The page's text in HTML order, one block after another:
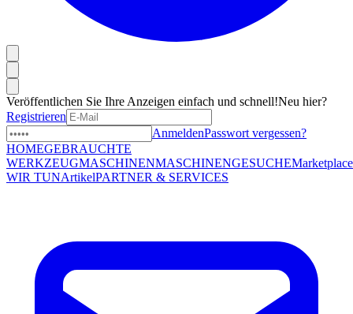
Veröffentlichen Sie Ihre Anzeigen einfach und schnell!Neu hier?
Registrieren
AnmeldenPasswort vergessen?
HOMEGEBRAUCHTE
WERKZEUGMASCHINENMASCHINENGESUCHEMarketplace
WIR TUNArtikelPARTNER & SERVICES